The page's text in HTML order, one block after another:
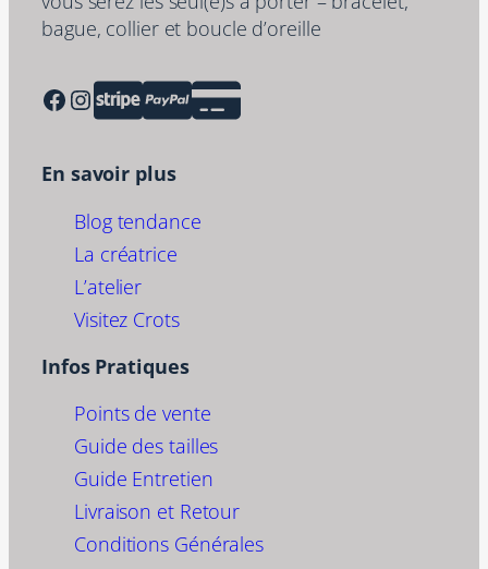
bague, collier et boucle d’oreille
Facebook Instagram
En savoir plus
Blog tendance
La créatrice
L’atelier
Visitez Crots
Infos Pratiques
Points de vente
Guide des tailles
Guide Entretien
Livraison et Retour
Conditions Générales